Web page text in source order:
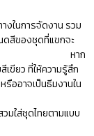
ในการจัดงาน รวม
ดสีของชุดที่แขกจะ
าน หาก
ขียว ที่ให้ความรู้สึก
าจเป็นธีมงานใน
ยู่ในบ้าน
มใส่ชุดไทยตามแบบ